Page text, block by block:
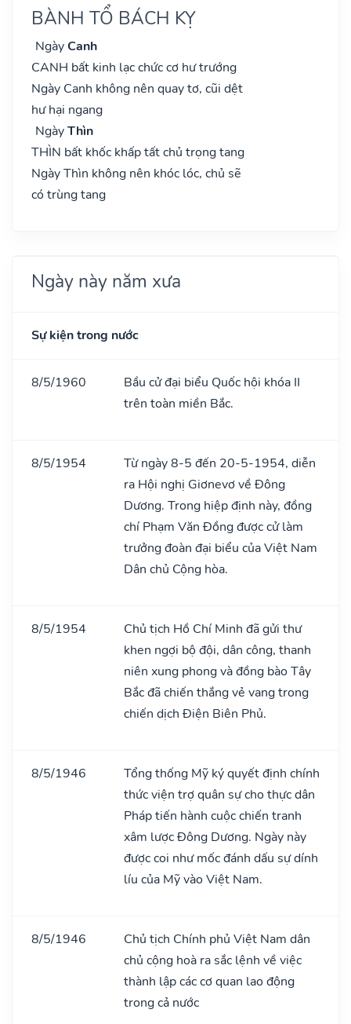
BÀNH TỔ BÁCH KỴ
NgàyCanh
CANH bất kinh lạc chức cơ hư trướng
Ngày Canh không nên quay tơ, cũi dệt
hư hại ngang
NgàyThìn
THÌN bất khốc khấp tất chủ trọng tang
Ngày Thìn không nên khóc lóc, chủ sẽ
có trùng tang
Ngày này năm xưa
Sự kiện trong nước
8/5/1960
Bầu cử đại biểu Quốc hội khóa II
trên toàn miền Bắc.
8/5/1954
Từ ngày 8-5 đến 20-5-1954, diễn
ra Hội nghị Giơnevơ về Đông
Dương. Trong hiệp định này, đồng
chí Phạm Văn Đồng được cử làm
trưởng đoàn đại biểu của Việt Nam
Dân chủ Cộng hòa.
8/5/1954
Chủ tịch Hồ Chí Minh đã gửi thư
khen ngợi bộ đội, dân công, thanh
niên xung phong và đồng bào Tây
Bắc đã chiến thắng vẻ vang trong
chiến dịch Điện Biên Phủ.
8/5/1946
Tổng thống Mỹ ký quyết định chính
thức viện trợ quân sự cho thực dân
Pháp tiến hành cuộc chiến tranh
xâm lược Đông Dương. Ngày này
được coi như mốc đánh dấu sự dính
líu của Mỹ vào Việt Nam.
8/5/1946
Chủ tịch Chính phủ Việt Nam dân
chủ cộng hoà ra sắc lệnh về việc
thành lập các cơ quan lao động
trong cả nước